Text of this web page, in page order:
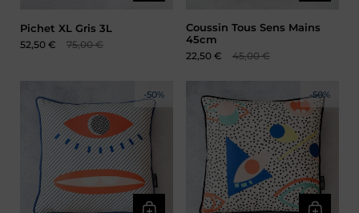
Pichet XL Gris 3L
Prix soldé :
52,50 € Prix normal :
75,00 €
Coussin Tous Sens Mains
45cm
Prix soldé :
22,50 € Prix normal :
45,00 €
-50% -50%